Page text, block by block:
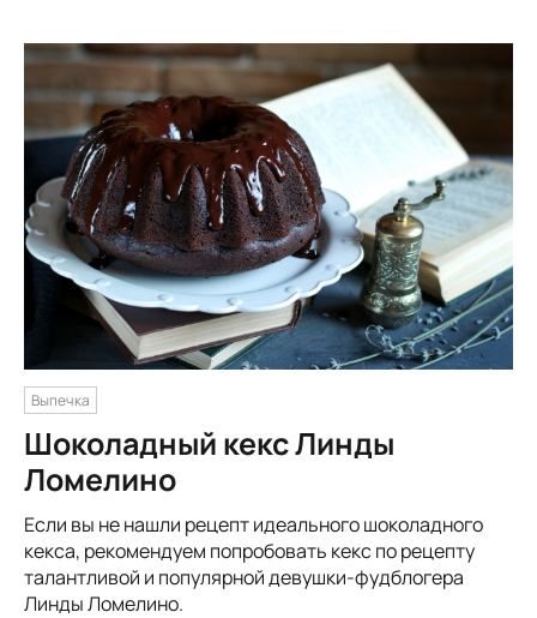
Выпечка
Шоколадный кекс Линды
Ломелино
Если вы не нашли рецепт идеального шоколадного
кекса, рекомендуем попробовать кекс по рецепту
талантливой и популярной девушки-фудблогера
Линды Ломелино.